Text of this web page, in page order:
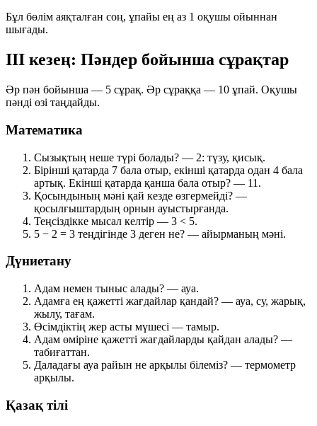
Бұл бөлім аяқталған соң, ұпайы ең аз 1 оқушы ойыннан
шығады.
ІІІ кезең: Пәндер бойынша сұрақтар
Әр пән бойынша — 5 сұрақ. Әр сұраққа — 10 ұпай. Оқушы
пәнді өзі таңдайды.
Математика
Сызықтың неше түрі болады? — 2: түзу, қисық.
Бірінші қатарда 7 бала отыр, екінші қатарда одан 4 бала
артық. Екінші қатарда қанша бала отыр? — 11 .
Қосындының мәні қай кезде өзгермейді? —
қосылғыштардың орнын ауыстырғанда.
Теңсіздікке мысал келтір — 3 < 5.
5 − 2 = 3 теңдігінде 3 деген не? — айырманың мәні.
Дүниетану
Адам немен тыныс алады? — ауа.
Адамға ең қажетті жағдайлар қандай? — ауа, су, жарық,
жылу, тағам.
Өсімдіктің жер асты мүшесі — тамыр.
Адам өміріне қажетті жағдайларды қайдан алады? —
табиғаттан.
Даладағы ауа райын не арқылы білеміз? — термометр
арқылы.
Қазақ тілі